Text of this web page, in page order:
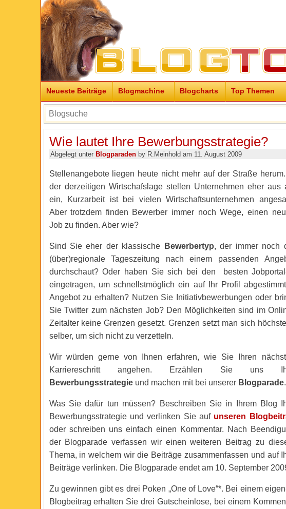
Neueste Beiträge Blogmachine Blogcharts Top Themen
Wie lautet Ihre Bewerbungsstrategie?
Abgelegt unter Blogparadenby R.Meinhold am 11. August 2009
Stellenangebote liegen heute nicht mehr auf der Straße
der derzeitigen Wirtschafslage stellen Unternehmen eher aus
ein, Kurzarbeit ist bei vielen Wirtschaftsunternehmen
Aber trotzdem finden Bewerber immer noch Wege, einen
Job zu finden. Aber wie?
Sind Sie eher der klassische Bewerbertyp, der immer noch
(über)regionale Tageszeitung nach einem passenden
durchschaut? Oder haben Sie sich bei den besten
eingetragen, um schnellstmöglich ein auf Ihr Profil
Angebot zu erhalten? Nutzen Sie Initiativbewerbungen oder
Sie Twitter zum nächsten Job? Den Möglichkeiten sind im
Zeitalter keine Grenzen gesetzt. Grenzen setzt man sich
selber, um sich nicht zu verzetteln.
Wir würden gerne von Ihnen erfahren, wie Sie Ihren
Karriereschritt angehen. Erzählen Sie uns
Bewerbungsstrategieund machen mit bei unserer Blogparade.
Was Sie dafür tun müssen? Beschreiben Sie in Ihrem Blog
Bewerbungsstrategie und verlinken Sie auf unseren
oder schreiben uns einfach einen Kommentar. Nach
der Blogparade verfassen wir einen weiteren Beitrag zu
Thema, in welchem wir die Beiträge zusammenfassen und auf
Beiträge verlinken. Die Blogparade endet am 10. September
Zu gewinnen gibt es drei Poken „One of Love“*. Bei einem
Blogbeitrag erhalten Sie drei Gutscheinlose, bei einem